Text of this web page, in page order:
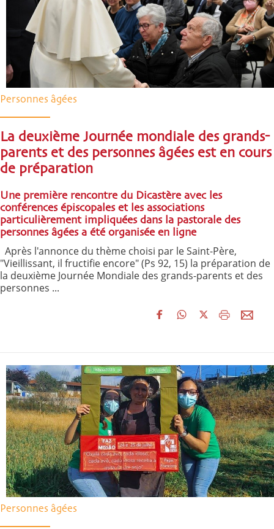
Personnes âgées
La deuxième Journée mondiale des grands-
parents et des personnes âgées est en cours
de préparation
Une première rencontre du Dicastère avec les
conférences épiscopales et les associations
particulièrement impliquées dans la pastorale des
personnes âgées a été organisée en ligne
Après l'annonce du thème choisi par le Saint-Père,
"Vieillissant, il fructifie encore" (Ps 92, 15) la préparation de
la deuxième Journée Mondiale des grands-parents et des
personnes ...
Personnes âgées